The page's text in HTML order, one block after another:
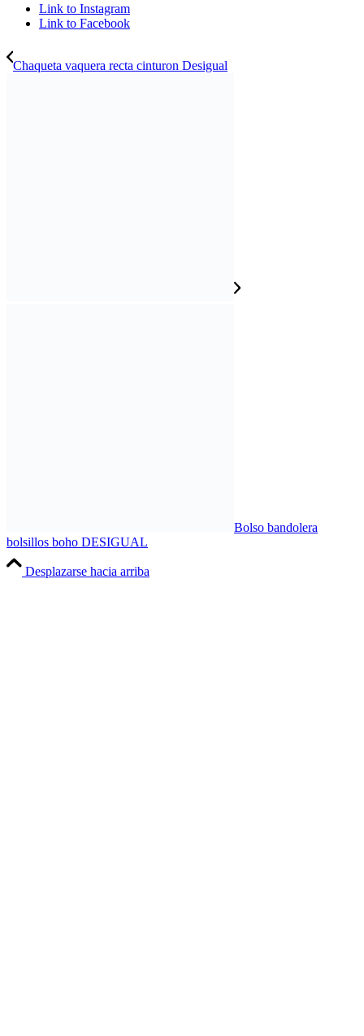
Link to Instagram
Link to Facebook
Chaqueta vaquera recta cinturon Desigual
Bolso bandolera
bolsillos boho DESIGUAL
Desplazarse hacia arriba